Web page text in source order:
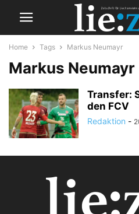
Home Tags Markus Neumayr
Markus Neumayr
Transfer:
den FCV
Redaktion -